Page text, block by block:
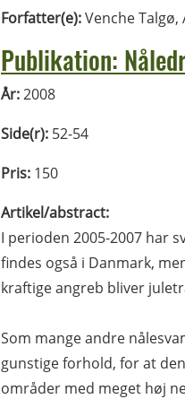
Forfatter(e):Venche
Publikation:
År:2008
Side(r): 52-54
Pris: 150
Artikel/abstract:
I perioden 2005-2007 har
findes også i Danmark,
kraftige angreb bliver
Som mange andre
gunstige forhold, for at
områder med meget høj